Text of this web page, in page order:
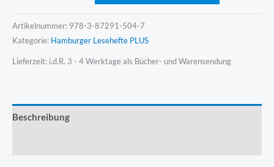
Artikelnummer: 978-3-87291-504-7
Kategorie: Hamburger Lesehefte PLUS
Lieferzeit: i.d.R. 3 - 4 Werktage als Bücher- und Warensendung
Beschreibung